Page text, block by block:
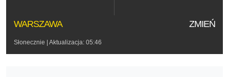
WARSZAWA ZMIEŃ
Słonecznie | Aktualizacja: 05:46